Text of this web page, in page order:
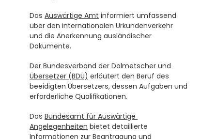
Das Auswärtige Amt informiert umfassend
über den internationalen Urkundenverkehr
und die Anerkennung ausländischer
Dokumente.
Der Bundesverband der Dolmetscher und
Übersetzer (BDÜ) erläutert den Beruf des
beeidigten Übersetzers, dessen Aufgaben und
erforderliche Qualifikationen.
Das Bundesamt für Auswärtige
Angelegenheiten bietet detaillierte
Informationen zur Beantragung und